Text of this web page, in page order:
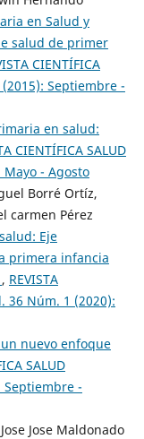
en Salud y
salud de primer
CIENTÍFICA
(2015): Septiembre -
en salud:
CIENTÍFICA SALUD
Mayo - Agosto
Borré Ortíz,
carmen Pérez
Eje
primera infancia
, REVISTA
36 Núm. 1 (2020):
nuevo enfoque
SALUD
Septiembre -
Jose Maldonado